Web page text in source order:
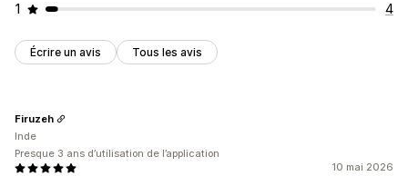
1
4
Écrire un avis Tous les avis
10 mai 2026
Firuzeh
Inde
Presque 3 ans d’utilisation de l’application